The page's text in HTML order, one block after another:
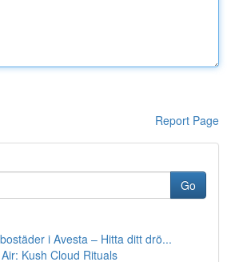
Report Page
Go
i Avesta – Hitta ditt drö...
Kush Cloud Rituals